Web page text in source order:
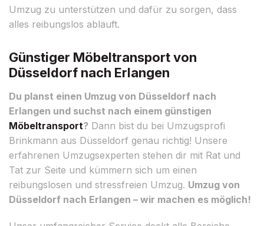
Umzug zu unterstützen und dafür zu sorgen, dass
alles reibungslos abläuft.
Günstiger Möbeltransport von
Düsseldorf nach Erlangen
Du planst einen Umzug von Düsseldorf nach
Erlangen und suchst nach einem günstigen
Möbeltransport? Dann bist du bei Umzugsprofi
Brinkmann aus Düsseldorf genau richtig! Unsere
erfahrenen Umzugsexperten stehen dir mit Rat und
Tat zur Seite und kümmern sich um einen
reibungslosen und stressfreien Umzug. Umzug von
Düsseldorf nach Erlangen – wir machen es möglich!